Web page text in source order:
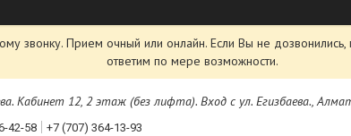
звонку. Прием очный или онлайн. Если Вы не
ответим по мере возможности.
Кабинет 12, 2 этаж (без лифта). Вход с ул. Егизбаева.,
42-58 +7 (707) 364-13-93